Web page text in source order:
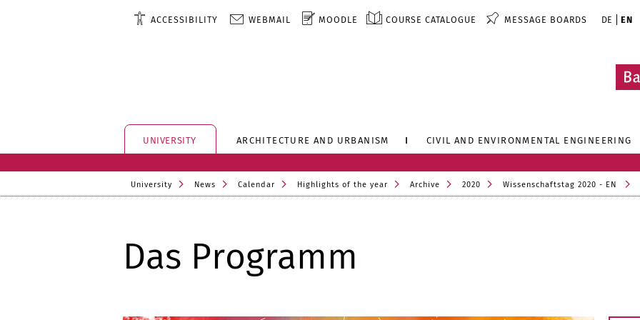
ACCESSIBILITY WEBMAIL MOODLE COURSE CATALOGUE MESSAGE BOARDS DE EN
UNIVERSITY ARCHITECTURE AND URBANISM CIVIL AND ENVIRONMENTAL ENGINEERING
University News Calendar Highlights of the year Archive 2020 Wissenschaftstag 2020 - EN
Das Programm